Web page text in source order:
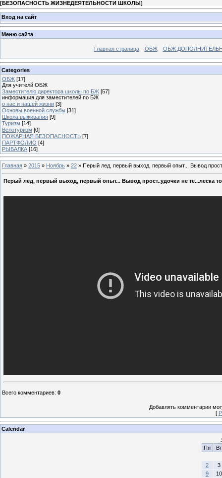
[БЕЗОПАСНОСТЬ ЖИЗНЕДЕЯТЕЛЬНОСТИ ШКОЛЫ]
Вход на сайт
Меню сайта
Главная страница ОБЖ ОБЖ
Categories
ОБЖ [17]
Для учителй ОБЖ
Заместителю директора школы по БЖ [57]
информация для заместителей по БЖ
о нас и нашей жизни [3]
Основы военной службы [31]
Школа выживания [9]
Туризм [14]
Велотуризм [0]
ПОЖАРНАЯ БЕЗОПАСНОСТЬ [7]
ПАРТФОЛИО [4]
РЫБАЛКА [16]
Главная » 2015 » Ноябрь » 22 » Перый лед, первый выход, первый опыт... Вывод
Перый лед, первый выход, первый опыт... Вывод прост..удочки не те...леска
Всего комментариев: 0
Добавлять комментарии
[
Calendar
Пн
Вт
2
3
9
10